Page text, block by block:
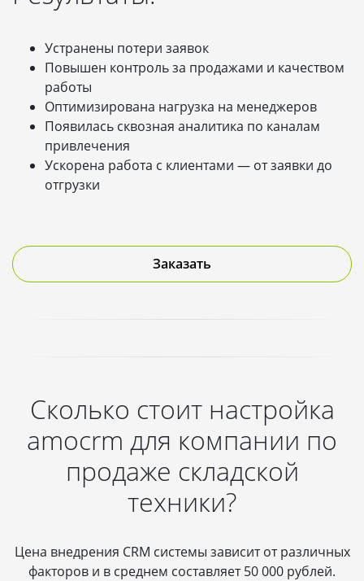
Устранены потери заявок
Повышен контроль за продажами и качеством
работы
Оптимизирована нагрузка на менеджеров
Появилась сквозная аналитика по каналам
привлечения
Ускорена работа с клиентами — от заявки до
отгрузки
Заказать
Сколько стоит настройка
amocrm для компании по
продаже складской
техники?
Цена внедрения CRM системы зависит от различных
факторов и в среднем составляет 50 000 рублей.